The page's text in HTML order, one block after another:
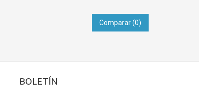
Comparar (0)
BOLETÍN